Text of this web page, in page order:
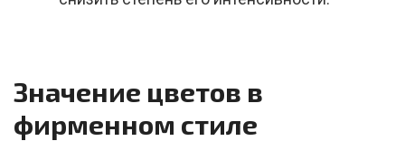
Значение цветов в
фирменном стиле